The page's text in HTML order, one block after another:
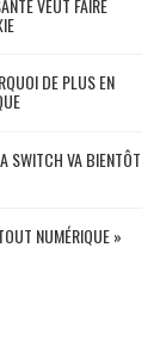
DE PLUS EN
SWITCH VA BIENTÔT
NUMÉRIQUE »